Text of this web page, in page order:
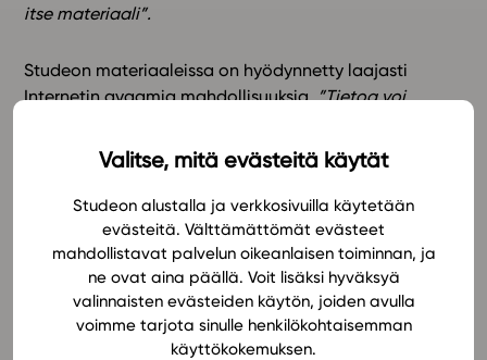
Valitse, mitä evästeitä käytät
Studeon alustalla ja verkkosivuilla käytetään
evästeitä. Välttämättömät evästeet
mahdollistavat palvelun oikeanlaisen toiminnan, ja
ne ovat aina päällä. Voit lisäksi hyväksyä
valinnaisten evästeiden käytön, joiden avulla
voimme tarjota sinulle henkilökohtaisemman
käyttökokemuksen.
itse materiaali”.
Studeon materiaaleissa on hyödynnetty laajasti
Internetin avaamia mahdollisuuksia.”Tietoa voi
tarjottujen linkkien ja lisämateriaalin lisäksi oppilaita
kannustetaan itsenäiseen tiedonhakuun ja tiedon
kriittiseen tulkintaan.”Tässä oppii tiedonhakua ja voi
luottaa siihen, että tieto on todella ajankohtaista ja
ajan tasalla. Tavallisissa oppikirjoissa kun on aina
välillä vanhentunutta tietoa.”Internet-linkkien lisäksi
eri oppiaineiden välille luodut linkitykset tukevat
ilmiöpohjaista oppimista.